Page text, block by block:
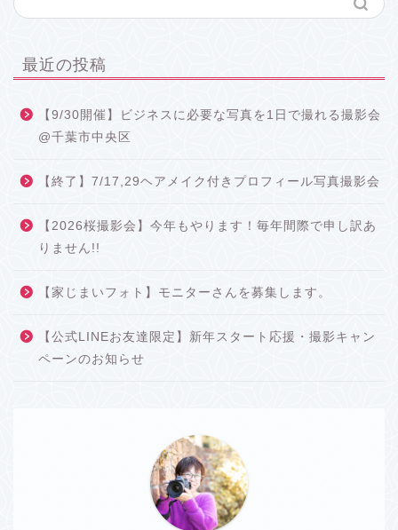
最近の投稿
【9/30開催】ビジネスに必要な写真を1日で撮れる撮影会
@千葉市中央区
【終了】7/17,29ヘアメイク付きプロフィール写真撮影会
【2026桜撮影会】今年もやります！毎年間際で申し訳あ
りません!!
【家じまいフォト】モニターさんを募集します。
【公式LINEお友達限定】新年スタート応援・撮影キャン
ペーンのお知らせ